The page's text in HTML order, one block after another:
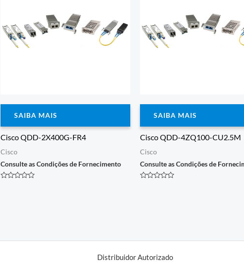
SAIBA MAIS
Cisco QDD-2X400G-FR4
Cisco
Consulte as Condições de Fornecimento
SAIBA MAIS
Cisco QDD-4ZQ100-CU2.5M
Cisco
Consulte as Condições de
Distribuidor Autorizado